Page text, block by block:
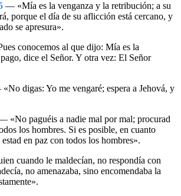
— «Mía es la venganza y la retribución; a su
porque el día de su aflicción está cercano, y
se apresura».
conocemos al que dijo: Mía es la
dice el Señor. Y otra vez: El Señor
digas: Yo me vengaré; espera a Jehová, y
«No paguéis a nadie mal por mal; procurad
los hombres. Si es posible, en cuanto
en paz con todos los hombres».
cuando le maldecían, no respondía con
no amenazaba, sino encomendaba la